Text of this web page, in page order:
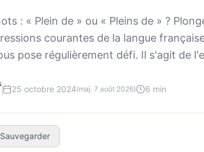
: « Plein de » ou « Pleins de » ?
courantes de la langue
pose régulièrement défi. Il s'agit de
25 octobre 2024(maj. 7 août 2026) 6 min
Sauvegarder